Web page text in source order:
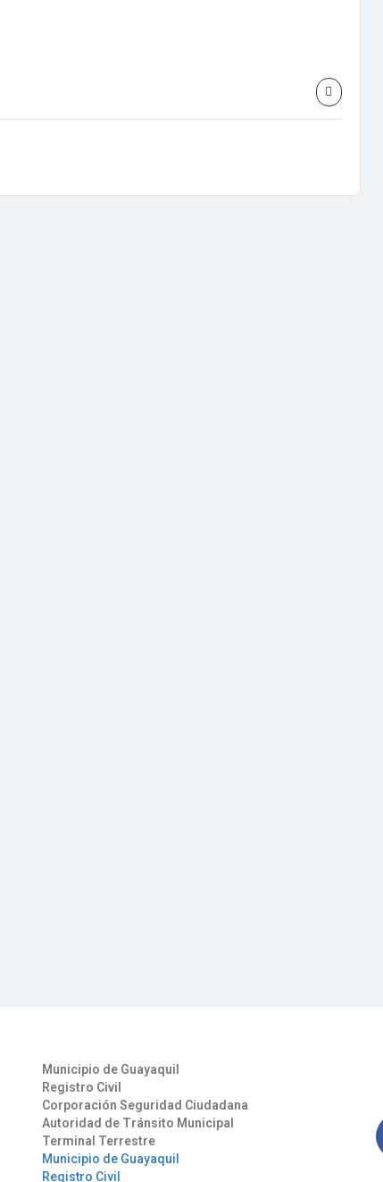
Municipio de Guayaquil
Registro Civil
Corporación Seguridad Ciudadana
Autoridad de Tránsito Municipal
Terminal Terrestre
Municipio de Guayaquil
Registro Civil